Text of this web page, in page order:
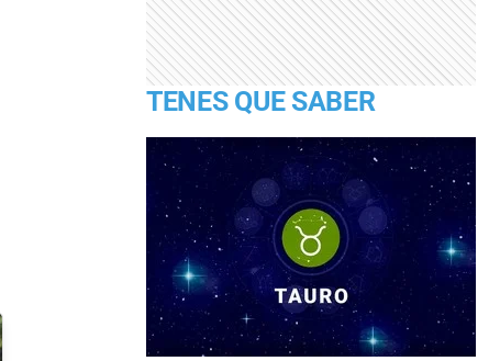
TENES QUE SABER